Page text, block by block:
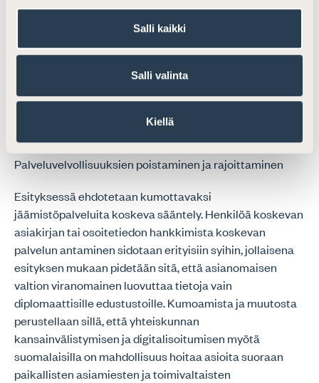
Salli kaikki
Salli valinta
Kiellä
Olisi ilmoitettava selvästi voidaanko oikaisupyyntö
suoraan Suomen edustustoon. Ehdotetusta
säännöksestä tämä ei tule selvästi esiin. Mikäli
oikaisupyyntö toimitetaan palveluntarjoajalle, tulisi sille
asettaa velvollisuus toimittaa oikaisupyyntö välittömästi
Palveluvelvollisuuksien poistaminen ja rajoittaminen
Esityksessä ehdotetaan kumottavaksi
jäämistöpalveluita koskeva sääntely. Henkilöä koskevan
asiakirjan tai osoitetiedon hankkimista koskevan
palvelun antaminen sidotaan erityisiin syihin, jollaisena
esityksen mukaan pidetään sitä, että asianomaisen
valtion viranomainen luovuttaa tietoja vain
diplomaattisille edustustoille. Kumoamista ja muutosta
perustellaan sillä, että yhteiskunnan
kansainvälistymisen ja digitalisoitumisen myötä
suomalaisilla on mahdollisuus hoitaa asioita suoraan
paikallisten asiamiesten ja toimivaltaisten